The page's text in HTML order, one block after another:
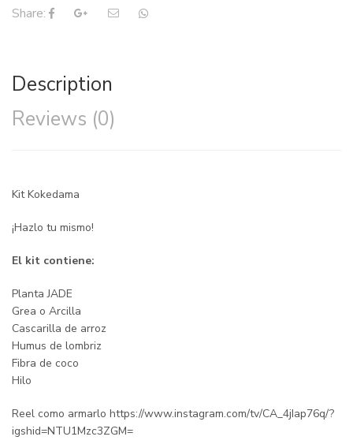
Share:
Description
Reviews (0)
Kit Kokedama
¡Hazlo tu mismo!
El kit contiene:
Planta JADE
Grea o Arcilla
Cascarilla de arroz
Humus de lombriz
Fibra de coco
Hilo
Reel como armarlo https://www.instagram.com/tv/CA_4jIap76q/?
igshid=NTU1Mzc3ZGM=